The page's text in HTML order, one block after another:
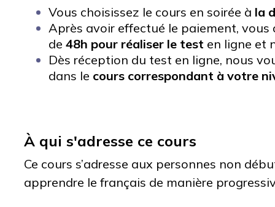
Vous choisissez le cours en soirée à la
Après avoir effectué le paiement, vous
de 48h pour réaliser le test en ligne et
Dès réception du test en ligne, nous
dans le cours correspondant à votre
À qui s'adresse ce cours
Ce cours s’adresse aux personnes non
apprendre le français de manière